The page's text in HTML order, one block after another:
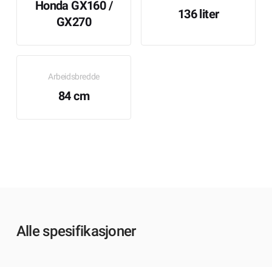
Honda GX160 /
GX270
136 liter
Arbeidsbredde
84 cm
Alle spesifikasjoner